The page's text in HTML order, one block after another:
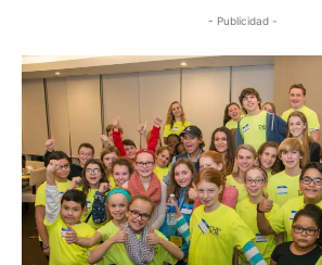
- Publicidad -